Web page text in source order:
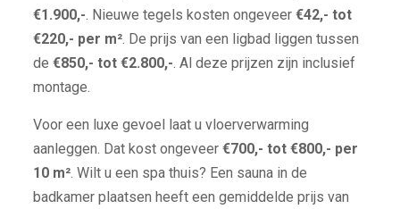
€1.900,-. Nieuwe tegels kosten ongeveer €42,- tot
€220,- per m². De prijs van een ligbad liggen tussen
de €850,- tot €2.800,-. Al deze prijzen zijn inclusief
montage.
Voor een luxe gevoel laat u vloerverwarming
aanleggen. Dat kost ongeveer €700,- tot €800,- per
10 m². Wilt u een spa thuis? Een sauna in de
badkamer plaatsen heeft een gemiddelde prijs van